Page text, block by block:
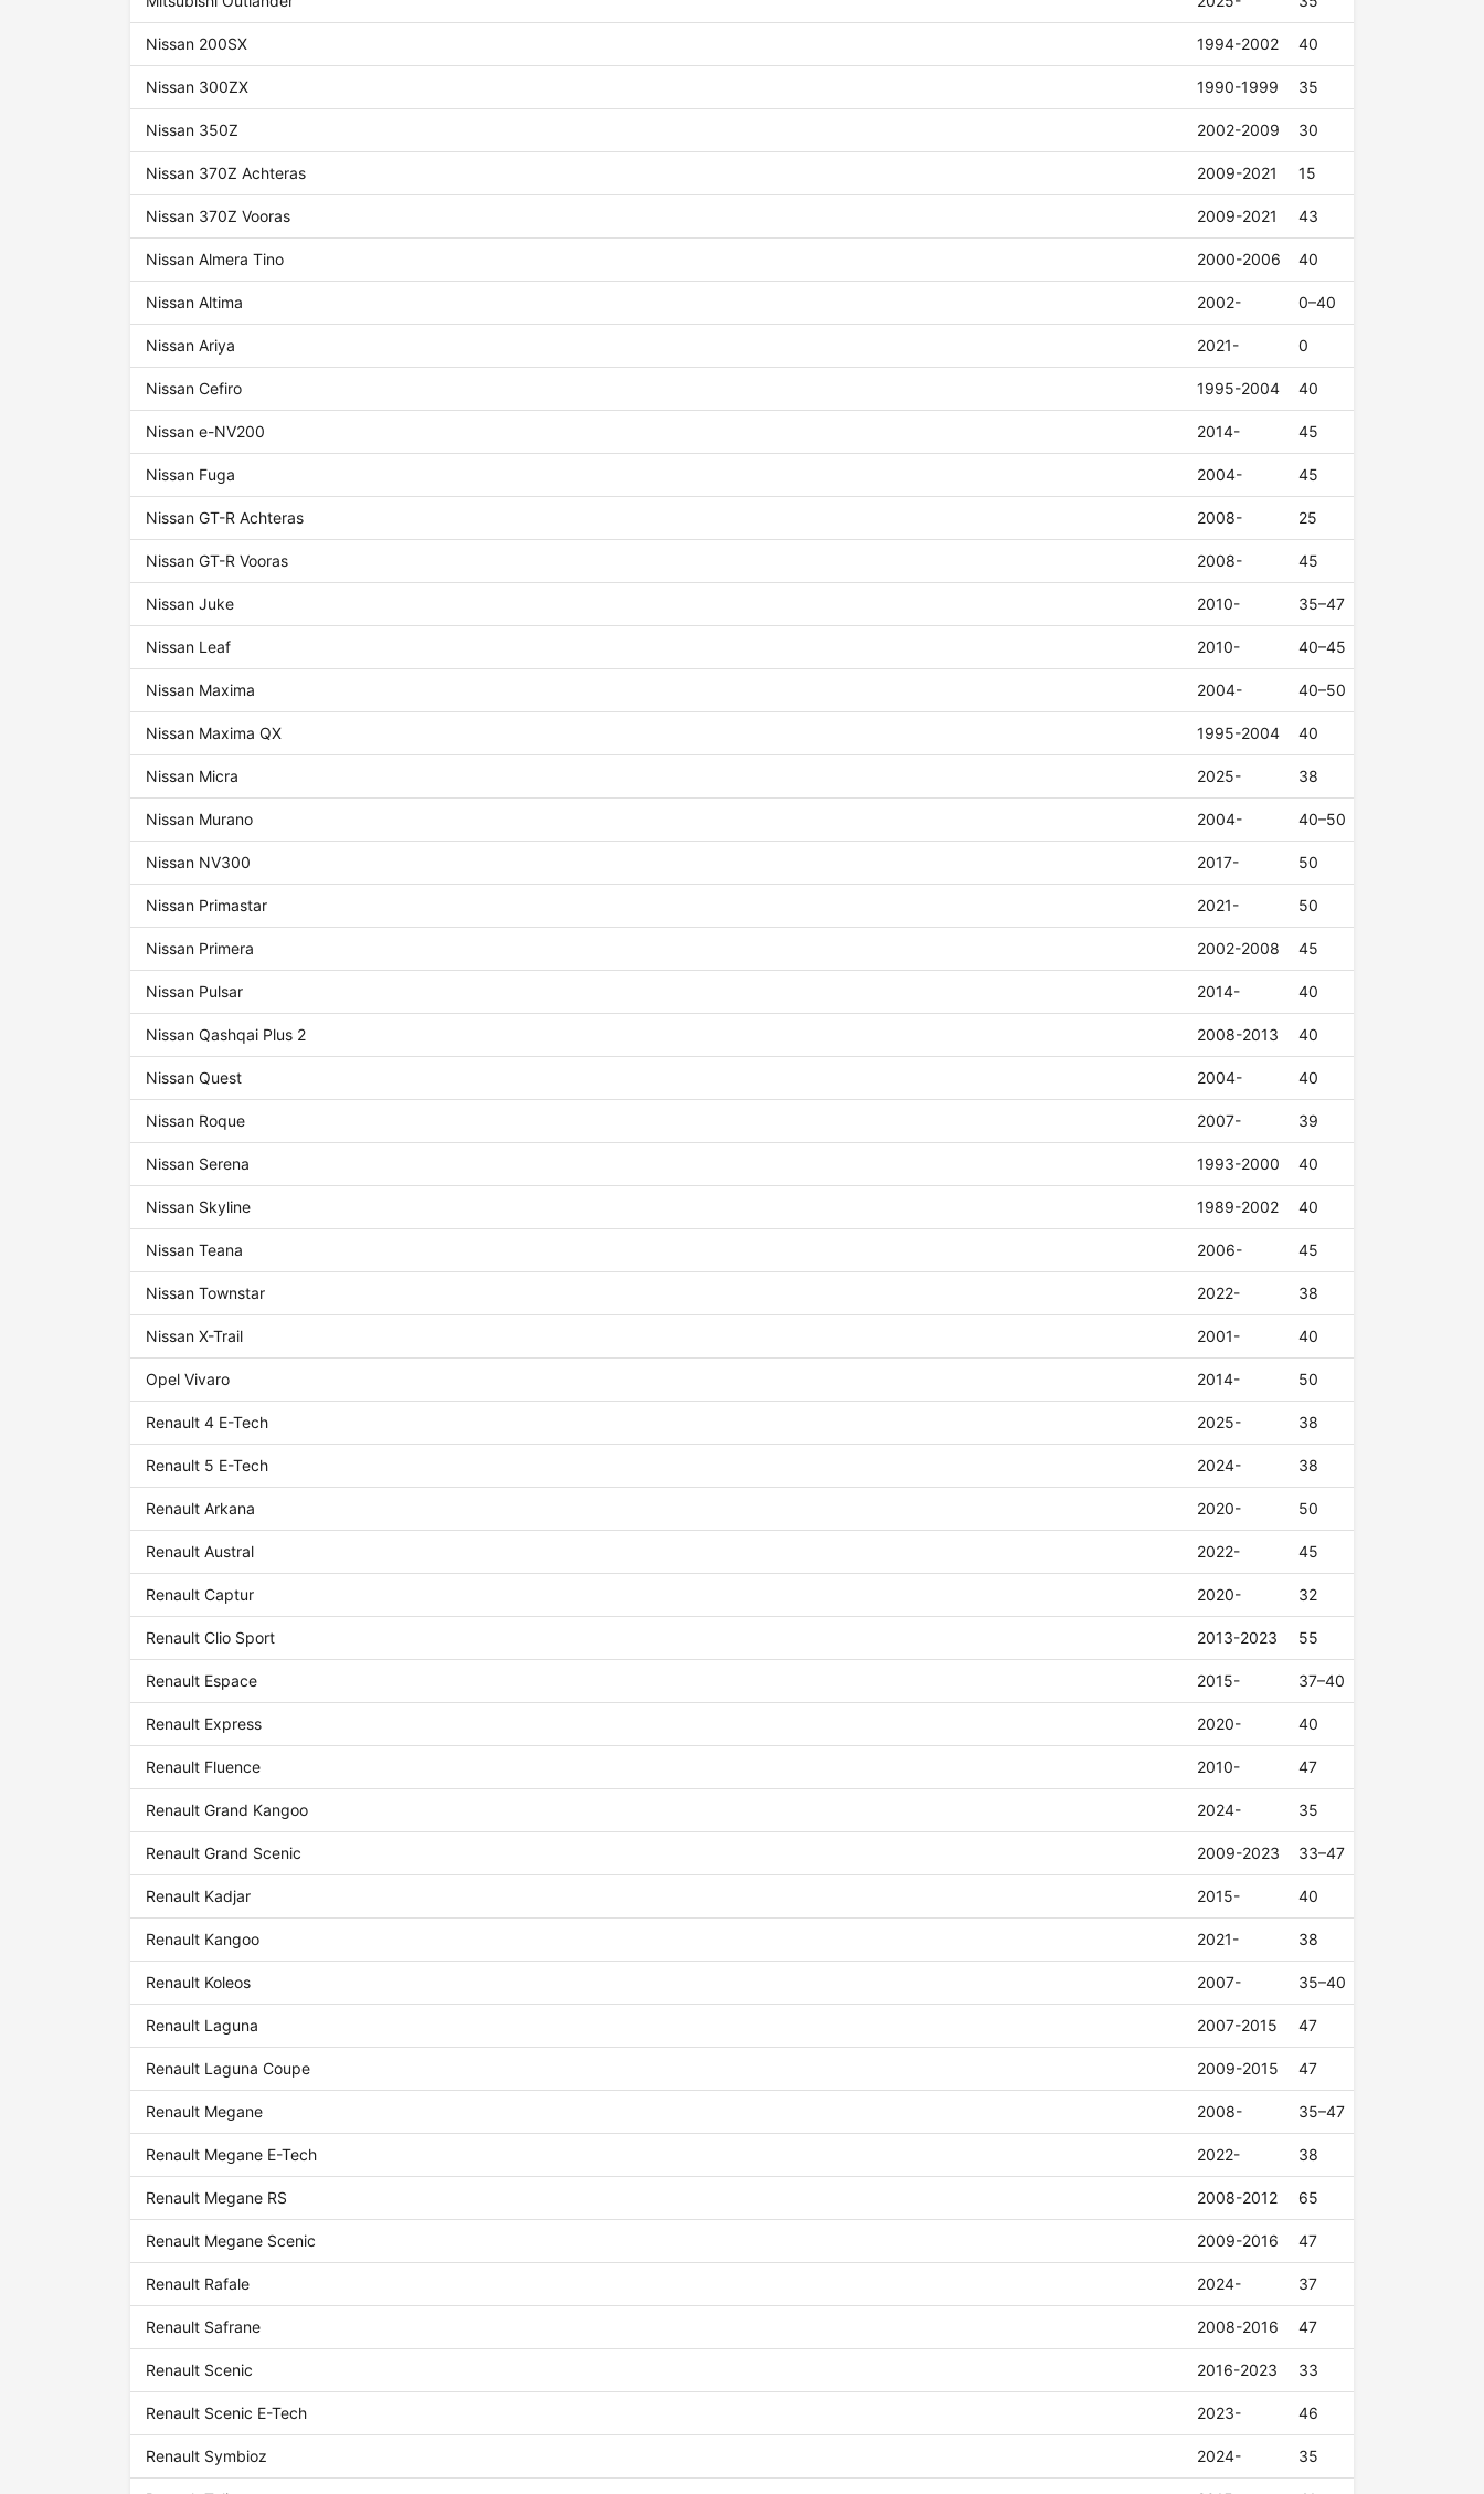
Nissan 200SX 1994-2002 40
Nissan 300ZX 1990-1999 35
Nissan 350Z 2002-2009 30
Nissan 370Z Achteras 2009-2021 15
Nissan 370Z Vooras 2009-2021 43
Nissan Almera Tino 2000-2006 40
Nissan Altima 2002- 0–40
Nissan Ariya 2021- 0
Nissan Cefiro 1995-2004 40
Nissan e-NV200 2014- 45
Nissan Fuga 2004- 45
Nissan GT-R Achteras 2008- 25
Nissan GT-R Vooras 2008- 45
Nissan Juke 2010- 35–47
Nissan Leaf 2010- 40–45
Nissan Maxima 2004- 40–50
Nissan Maxima QX 1995-2004 40
Nissan Micra 2025- 38
Nissan Murano 2004- 40–50
Nissan NV300 2017- 50
Nissan Primastar 2021- 50
Nissan Primera 2002-2008 45
Nissan Pulsar 2014- 40
Nissan Qashqai Plus 2 2008-2013 40
Nissan Quest 2004- 40
Nissan Roque 2007- 39
Nissan Serena 1993-2000 40
Nissan Skyline 1989-2002 40
Nissan Teana 2006- 45
Nissan Townstar 2022- 38
Nissan X-Trail 2001- 40
Opel Vivaro 2014- 50
Renault 4 E-Tech 2025- 38
Renault 5 E-Tech 2024- 38
Renault Arkana 2020- 50
Renault Austral 2022- 45
Renault Captur 2020- 32
Renault Clio Sport 2013-2023 55
Renault Espace 2015- 37–40
Renault Express 2020- 40
Renault Fluence 2010- 47
Renault Grand Kangoo 2024- 35
Renault Grand Scenic 2009-2023 33–47
Renault Kadjar 2015- 40
Renault Kangoo 2021- 38
Renault Koleos 2007- 35–40
Renault Laguna 2007-2015 47
Renault Laguna Coupe 2009-2015 47
Renault Megane 2008- 35–47
Renault Megane E-Tech 2022- 38
Renault Megane RS 2008-2012 65
Renault Megane Scenic 2009-2016 47
Renault Rafale 2024- 37
Renault Safrane 2008-2016 47
Renault Scenic 2016-2023 33
Renault Scenic E-Tech 2023- 46
Renault Symbioz 2024- 35